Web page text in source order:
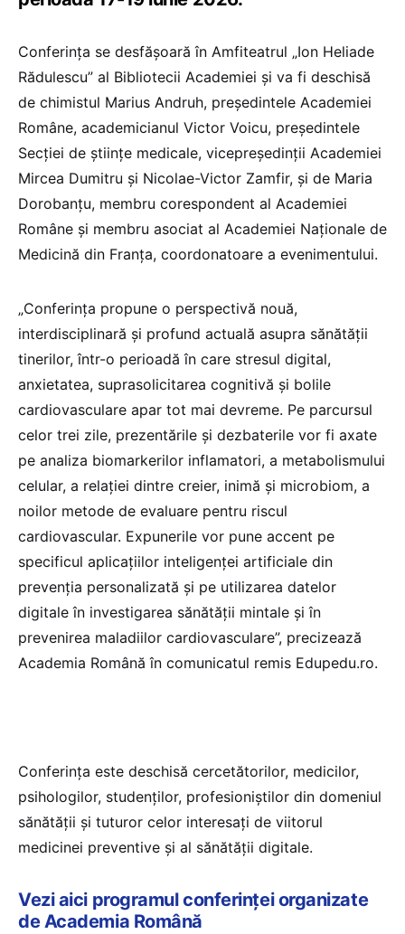
Conferința se desfășoară în Amfiteatrul „Ion Heliade
Rădulescu” al Bibliotecii Academiei și va fi deschisă
de chimistul Marius Andruh, președintele Academiei
Române, academicianul Victor Voicu, președintele
Secției de științe medicale, vicepreședinții Academiei
Mircea Dumitru și Nicolae-Victor Zamfir, și de Maria
Dorobanțu, membru corespondent al Academiei
Române și membru asociat al Academiei Naționale de
Medicină din Franța, coordonatoare a evenimentului.
„Conferința propune o perspectivă nouă,
interdisciplinară și profund actuală asupra sănătății
tinerilor, într-o perioadă în care stresul digital,
anxietatea, suprasolicitarea cognitivă și bolile
cardiovasculare apar tot mai devreme. Pe parcursul
celor trei zile, prezentările și dezbaterile vor fi axate
pe analiza biomarkerilor inflamatori, a metabolismului
celular, a relației dintre creier, inimă și microbiom, a
noilor metode de evaluare pentru riscul
cardiovascular. Expunerile vor pune accent pe
specificul aplicațiilor inteligenței artificiale din
prevenția personalizată și pe utilizarea datelor
digitale în investigarea sănătății mintale și în
prevenirea maladiilor cardiovasculare”, precizează
Academia Română în comunicatul remis Edupedu.ro.
Conferința este deschisă cercetătorilor, medicilor,
psihologilor, studenților, profesioniștilor din domeniul
sănătății și tuturor celor interesați de viitorul
medicinei preventive și al sănătății digitale.
Vezi aici programul conferinței organizate
de Academia Română